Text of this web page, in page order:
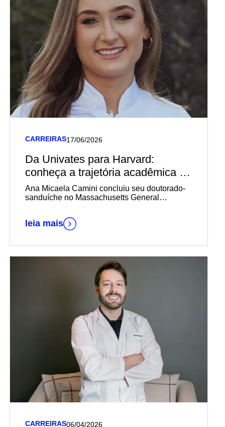
CARREIRAS17/06/2026
Da Univates para Harvard:
conheça a trajetória acadêmica e
profissional de diplomada em
Biomedicina pela Univates
Ana Micaela Camini concluiu seu doutorado-
sanduíche no Massachusetts General
leia mais
CARREIRAS06/04/2026